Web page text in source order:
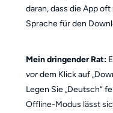
daran, dass die App oft
Sprache für den
Mein dringender Rat:
vordem Klick auf
Legen Sie „Deutsch“
Offline-Modus lässt